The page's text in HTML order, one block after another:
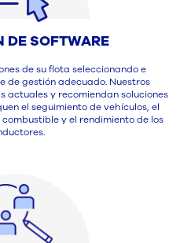
DE SOFTWARE
de su flota seleccionando e
de gestión adecuado. Nuestros
actuales y recomiendan soluciones
el seguimiento de vehículos, el
y el rendimiento de los